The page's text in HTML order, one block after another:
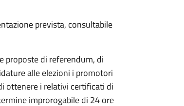
prevista, consultabile
proposte di referendum, di
alle elezioni i promotori
ottenere i relativi certificati di
improrogabile di 24 ore